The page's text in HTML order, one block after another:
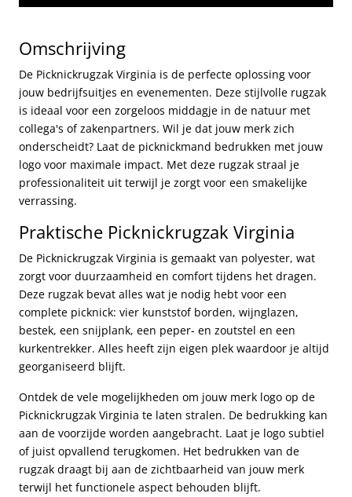
Omschrijving
De Picknickrugzak Virginia is de perfecte oplossing voor
jouw bedrijfsuitjes en evenementen. Deze stijlvolle rugzak
is ideaal voor een zorgeloos middagje in de natuur met
collega's of zakenpartners. Wil je dat jouw merk zich
onderscheidt? Laat de picknickmand bedrukken met jouw
logo voor maximale impact. Met deze rugzak straal je
professionaliteit uit terwijl je zorgt voor een smakelijke
verrassing.
Praktische Picknickrugzak Virginia
De Picknickrugzak Virginia is gemaakt van polyester, wat
zorgt voor duurzaamheid en comfort tijdens het dragen.
Deze rugzak bevat alles wat je nodig hebt voor een
complete picknick: vier kunststof borden, wijnglazen,
bestek, een snijplank, een peper- en zoutstel en een
kurkentrekker. Alles heeft zijn eigen plek waardoor je altijd
georganiseerd blijft.
Ontdek de vele mogelijkheden om jouw merk logo op de
Picknickrugzak Virginia te laten stralen. De bedrukking kan
aan de voorzijde worden aangebracht. Laat je logo subtiel
of juist opvallend terugkomen. Het bedrukken van de
rugzak draagt bij aan de zichtbaarheid van jouw merk
terwijl het functionele aspect behouden blijft.